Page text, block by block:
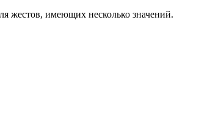
жестов, имеющих несколько значений.